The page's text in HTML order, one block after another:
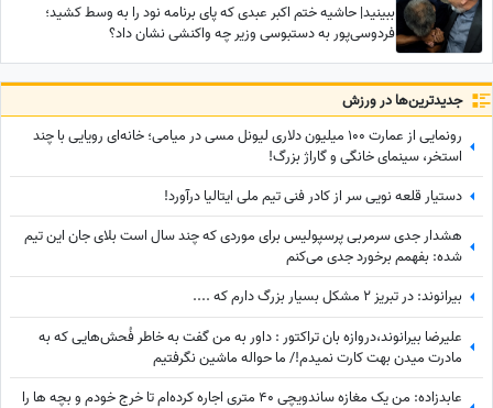
ببینید| حاشیه ختم اکبر عبدی که پای برنامه نود را به وسط کشید؛
فردوسی‌پور به دستبوسی وزیر چه واکنشی نشان داد؟
جدید‌ترین‌ها در ورزش
رونمایی از عمارت 100 میلیون دلاری لیونل مسی در میامی؛ خانه‌ای رویایی با چند
استخر، سینمای خانگی و گاراژ بزرگ!
دستیار قلعه نویی سر از کادر فنی تیم ملی ایتالیا درآورد!
هشدار جدی سرمربی پرسپولیس برای موردی که چند سال است بلای جان این تیم
شده: بفهمم برخورد جدی می‌کنم
بیرانوند: در تبریز 2 مشکل بسیار بزرگ دارم که ....
علیرضا بیرانوند،دروازه بان تراکتور : داور به من گفت به خاطر فُحش‌هایی که به
مادرت میدن بهت کارت نمیدم!/ ما حواله ماشین نگرفتیم
عابدزاده: من یک مغازه ساندویچی 40 متری اجاره کرده‌ام تا خرج خودم و بچه ها را